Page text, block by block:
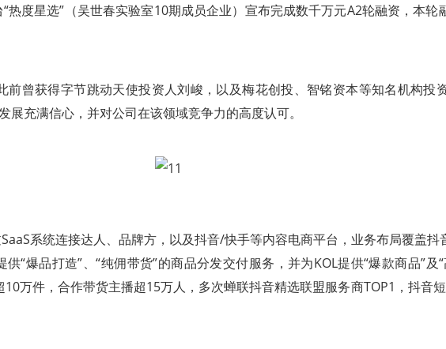
“热度星选”（吴世春实验室10期成员企业） 宣布完成数千万元A2轮融资，本轮
前曾获得字节跳动天使投资人刘峻，以及梅花创投、智铭资本等知名机构投
充满信心，并对公司在该领域竞争力的高度认可。
系统连接达人、品牌方，以及抖音/快手等内容电商平台，业务布局覆盖
“爆品打造”、“纯佣带货”的商品分发交付服务，并为KOL提供“爆款商品”及
万件，合作带货主播超15万人，多次蝉联抖音精选联盟服务商TOP1，抖音